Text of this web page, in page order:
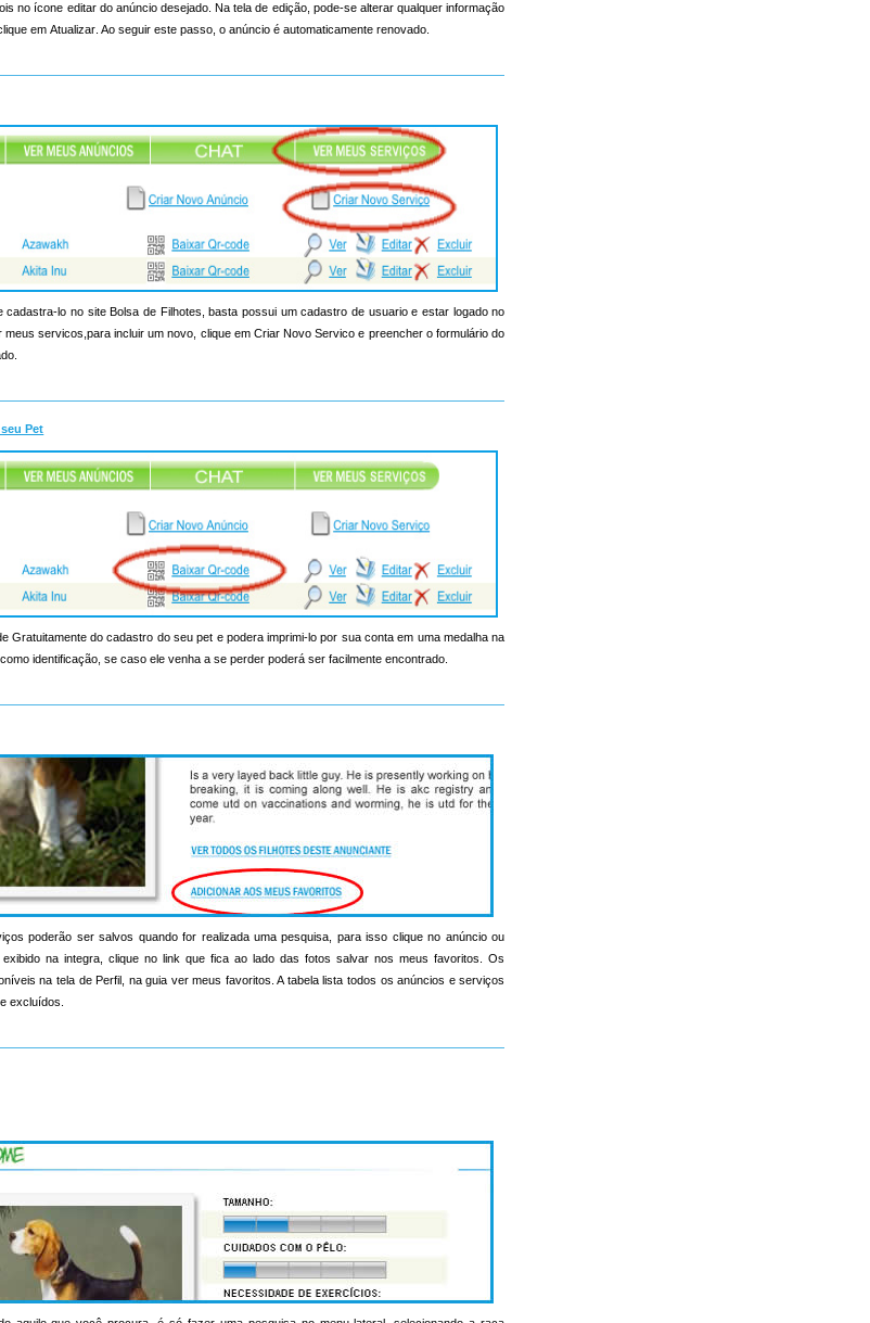
no ícone editar do anúncio desejado. Na tela de edição, pode-se alterar qualquer informação
em Atualizar. Ao seguir este passo, o anúncio é automaticamente renovado.
lo no site Bolsa de Filhotes, basta possui um cadastro de usuario e estar logado no
meus servicos,para incluir um novo, clique em Criar Novo Servico e preencher o formulário do
Pet
Gratuitamente do cadastro do seu pet e podera imprimi-lo por sua conta em uma medalha na
identificação, se caso ele venha a se perder poderá ser facilmente encontrado.
poderão ser salvos quando for realizada uma pesquisa, para isso clique no anúncio ou
na integra, clique no link que fica ao lado das fotos salvar nos meus favoritos. Os
na tela de Perfil, na guia ver meus favoritos. A tabela lista todos os anúncios e serviços
excluídos.